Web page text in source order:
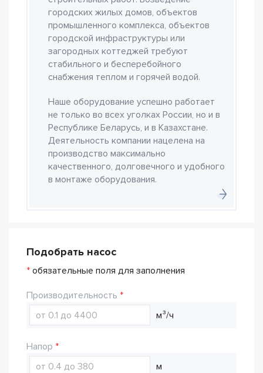
городских жилых домов, объектов
промышленного комплекса, объектов
городской инфраструктуры или
загородных коттеджей требуют
стабильного и бесперебойного
снабжения теплом и горячей водой.
Наше оборудование успешно работает
не только во всех уголках России, но и в
Республике Беларусь, и в Казахстане.
Деятельность компании нацелена на
производство максимально
качественного, долговечного и удобного
в монтаже оборудования.
Подобрать насос
* обязательные поля для заполнения
Производительность
м³/ч
Напор
м